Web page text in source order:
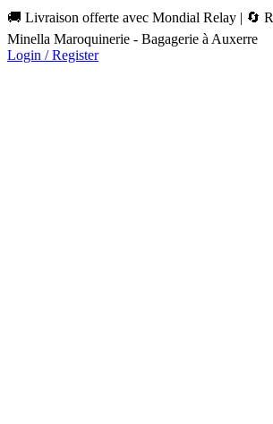
🚚 Livraison offerte avec Mondial Relay | 🔄
Minella Maroquinerie - Bagagerie à Auxerre
Login / Register